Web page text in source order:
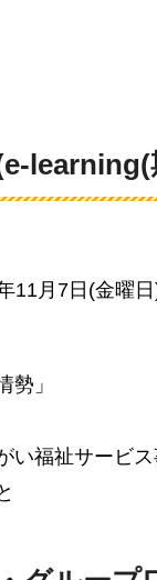
11月7日(金曜
勢」
い福祉サービ